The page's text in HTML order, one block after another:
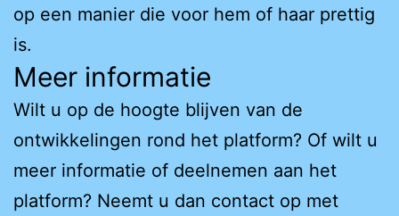
op een manier die voor hem of haar prettig
is.
Meer informatie
Wilt u op de hoogte blijven van de
ontwikkelingen rond het platform? Of wilt u
meer informatie of deelnemen aan het
platform? Neemt u dan contact op met